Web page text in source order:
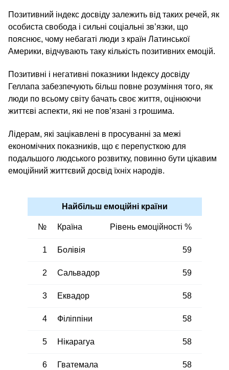
Позитивний індекс досвіду залежить від таких речей, як
особиста свобода і сильні соціальні зв’язки, що
пояснює, чому небагаті люди з країн Латинської
Америки, відчувають таку кількість позитивних емоцій.
Позитивні і негативні показники Індексу досвіду
Геллапа забезпечують більш повне розуміння того, як
люди по всьому світу бачать своє життя, оцінюючи
життєві аспекти, які не пов’язані з грошима.
Лідерам, які зацікавлені в просуванні за межі
економічних показників, що є перепусткою для
подальшого людського розвитку, повинно бути цікавим
емоційний життєвий досвід їхніх народів.
Найбільш емоційні країни
№ Країна Рівень емоційності %
1 Болівія 59
2 Сальвадор 59
3 Еквадор 58
4 Філіппіни 58
5 Нікарагуа 58
6 Гватемала 58